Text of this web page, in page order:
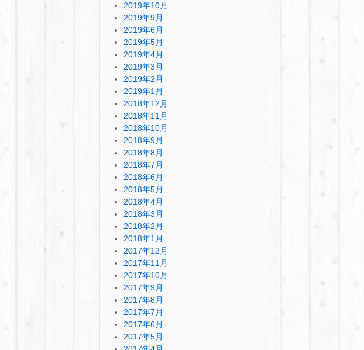
2019年10月
2019年9月
2019年6月
2019年5月
2019年4月
2019年3月
2019年2月
2019年1月
2018年12月
2018年11月
2018年10月
2018年9月
2018年8月
2018年7月
2018年6月
2018年5月
2018年4月
2018年3月
2018年2月
2018年1月
2017年12月
2017年11月
2017年10月
2017年9月
2017年8月
2017年7月
2017年6月
2017年5月